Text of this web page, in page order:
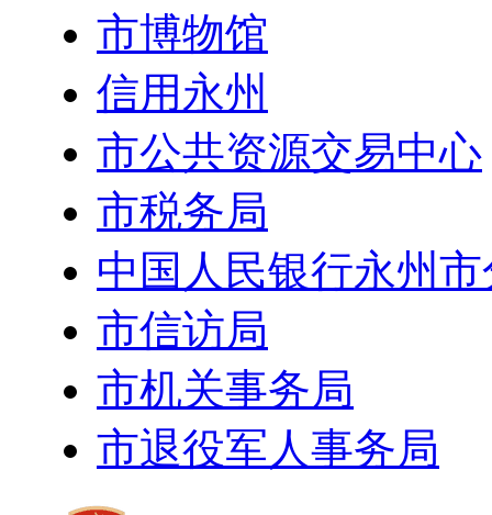
市博物馆
信用永州
市公共资源交易中心
市税务局
中国人民银行永州
市信访局
市机关事务局
市退役军人事务局